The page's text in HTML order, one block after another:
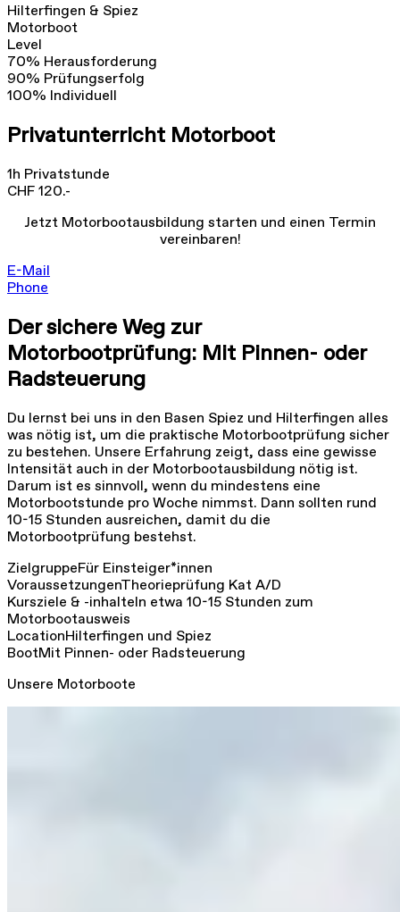
Hilterfingen & Spiez
Motorboot
Level
70% Herausforderung
90% Prüfungserfolg
100% Individuell
Privatunterricht Motorboot
1h Privatstunde
CHF 120.-
Jetzt Motorbootausbildung starten und einen Termin
vereinbaren!
E-Mail
Phone
Der sichere Weg zur
Motorbootprüfung: Mit Pinnen- oder
Radsteuerung
Du lernst bei uns in den Basen Spiez und Hilterfingen alles
was nötig ist, um die praktische Motorbootprüfung sicher
zu bestehen. Unsere Erfahrung zeigt, dass eine gewisse
Intensität auch in der Motorbootausbildung nötig ist.
Darum ist es sinnvoll, wenn du mindestens eine
Motorbootstunde pro Woche nimmst. Dann sollten rund
10-15 Stunden ausreichen, damit du die
Motorbootprüfung bestehst.
ZielgruppeFür Einsteiger*innen
VoraussetzungenTheorieprüfung Kat A/D
Kursziele & -inhalteIn etwa 10-15 Stunden zum
Motorbootausweis
LocationHilterfingen und Spiez
BootMit Pinnen- oder Radsteuerung
Unsere Motorboote